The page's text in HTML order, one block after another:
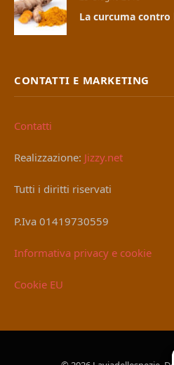
La curcuma contro
CONTATTI E MARKETING
Contatti
Realizzazione: Jizzy.net
Tutti i diritti riservati
P.Iva 01419730559
Informativa privacy e cookie
Cookie EU